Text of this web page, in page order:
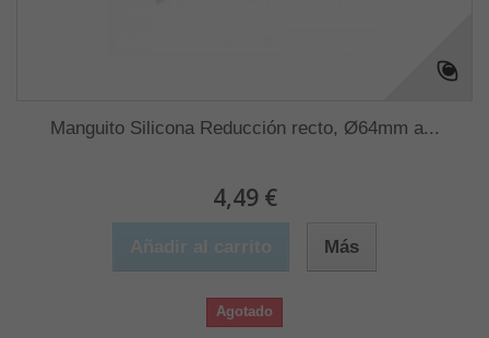
Manguito Silicona Reducción recto, Ø64mm a...
4,49 €
Más
Agotado